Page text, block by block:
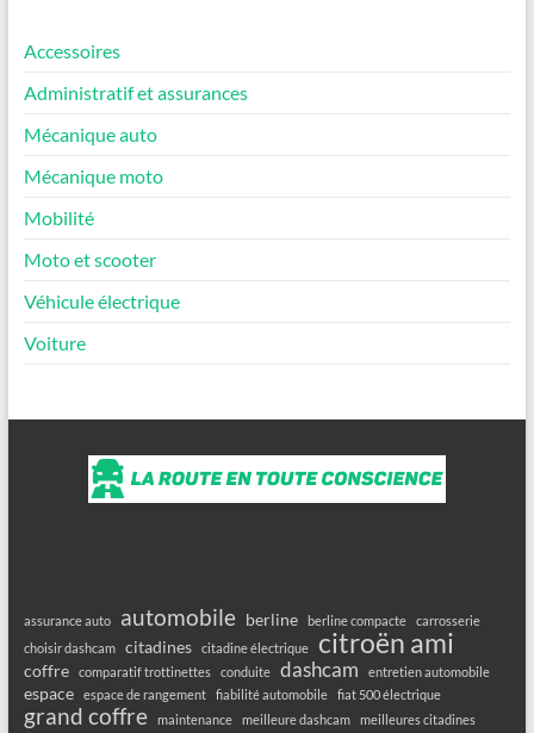
Accessoires
Administratif et assurances
Mécanique auto
Mécanique moto
Mobilité
Moto et scooter
Véhicule électrique
Voiture
assurance auto automobile berline berline compacte
carrosserie
choisir dashcam
citadines citadine électrique citroën ami
coffre comparatif trottinettes conduite dashcam entretien automobile
espace espace de rangement fiabilité automobile fiat 500 électrique
grand coffre maintenance meilleure dashcam meilleures citadines